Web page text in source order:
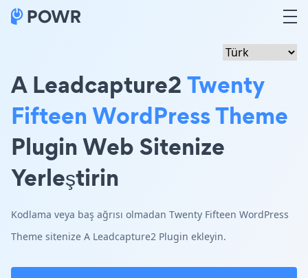
A Leadcapture2Twenty
Fifteen WordPress Theme
Plugin Web Sitenize
Yerleştirin
Kodlama veya baş ağrısı olmadan Twenty Fifteen WordPress
Theme sitenize A Leadcapture2 Plugin ekleyin.